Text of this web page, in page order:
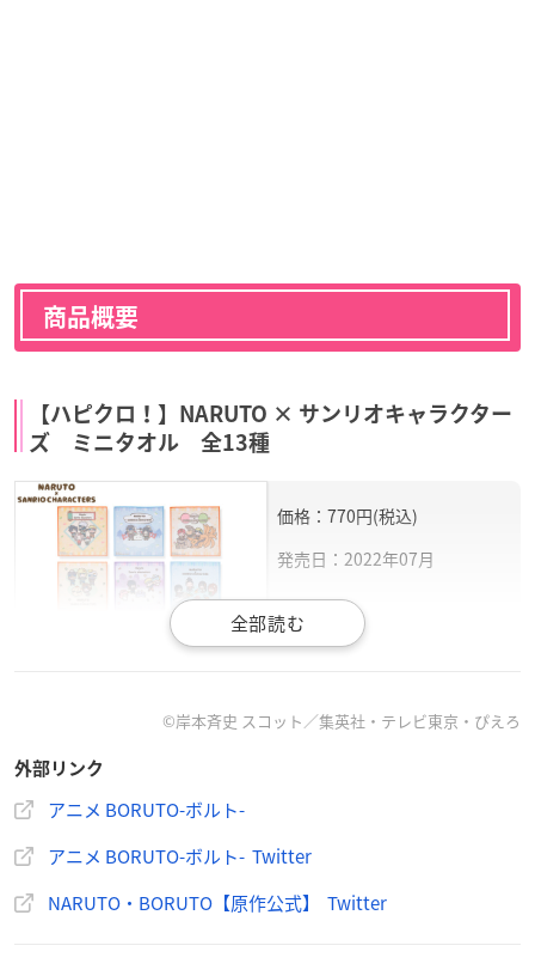
商品概要
【ハピクロ！】NARUTO × サンリオキャラクター
ズ ミニタオル 全13種
価格：770円(税込)
発売日：2022年07月
プレバンで購入
【ハピクロ！】NARUTO × サンリオキャラクター
ズ アクリルチャーム サンリオキャラクターズver.
©岸本斉史 スコット／集英社・テレビ東京・ぴえろ
外部リンク
アニメ BORUTO-ボルト-
アニメ BORUTO-ボルト- Twitter
NARUTO・BORUTO【原作公式】 Twitter